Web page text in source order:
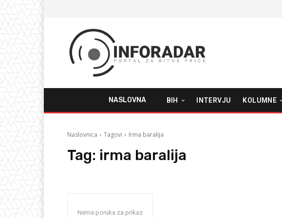
NASLOVNA BIH INTERVJU KOLUMNE
Naslovnica Tagovi Irma baralija
Tag: irma baralija
Nema poruka za prikaz